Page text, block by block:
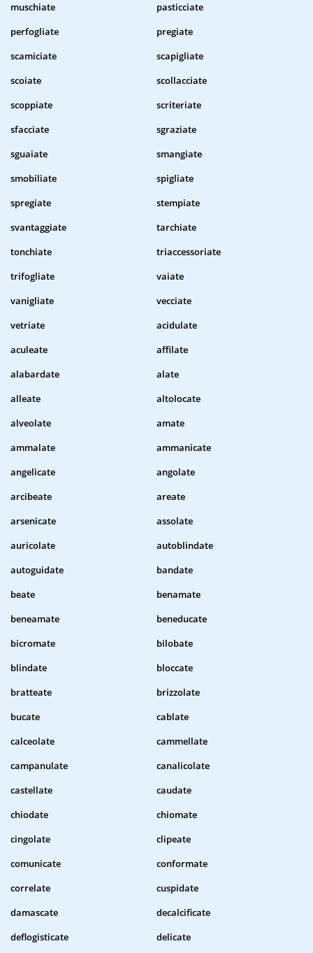
muschiate
pasticciate
perfogliate
pregiate
scamiciate
scapigliate
scoiate
scollacciate
scoppiate
scriteriate
sfacciate
sgraziate
sguaiate
smangiate
smobiliate
spigliate
spregiate
stempiate
svantaggiate
tarchiate
tonchiate
triaccessoriate
trifogliate
vaiate
vanigliate
vecciate
vetriate
acidulate
aculeate
affilate
alabardate
alate
alleate
altolocate
alveolate
amate
ammalate
ammanicate
angelicate
angolate
arcibeate
areate
arsenicate
assolate
auricolate
autoblindate
autoguidate
bandate
beate
benamate
beneamate
beneducate
bicromate
bilobate
blindate
bloccate
bratteate
brizzolate
bucate
cablate
calceolate
cammellate
campanulate
canalicolate
castellate
caudate
chiodate
chiomate
cingolate
clipeate
comunicate
conformate
correlate
cuspidate
damascate
decalcificate
deflogisticate
delicate